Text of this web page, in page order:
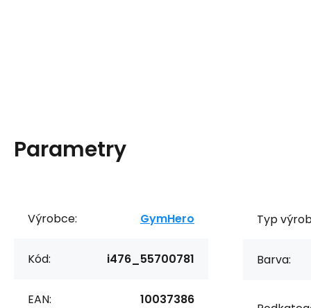
Parametry
Výrobce: GymHero
Kód: i476_55700781
EAN: 10037386
Typ
Barva: